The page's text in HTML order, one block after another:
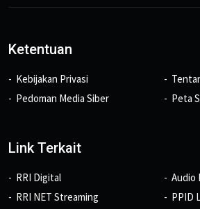
Ketentuan
Kebijakan Privasi
Pedoman Media Siber
Peta
Link Terkait
RRI Digital
RRI NET Streaming
Audio
PPID